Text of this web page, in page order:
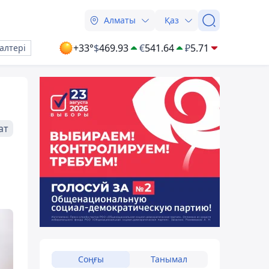
Алматы Қаз
+33°$469.93 €541.64 ₽5.71
Соңғы Танымал